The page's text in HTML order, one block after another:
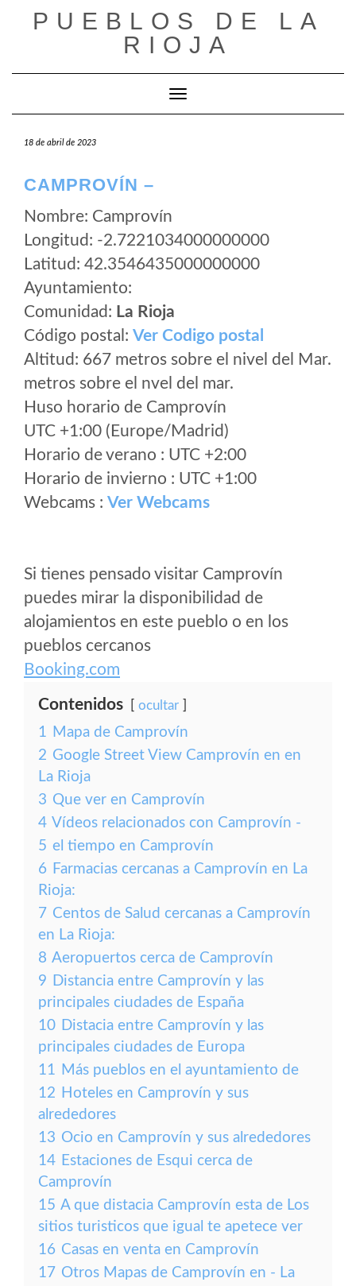
PUEBLOS DE LA
RIOJA
Cambiar modo de navegación
18 de abril de 2023
CAMPROVÍN –
Nombre: Camprovín
Longitud: -2.7221034000000000
Latitud: 42.3546435000000000
Ayuntamiento:
Comunidad: La Rioja
Código postal: Ver Codigo postal
Altitud: 667 metros sobre el nivel del Mar.
metros sobre el nvel del mar.
Huso horario de Camprovín
UTC +1:00 (Europe/Madrid)
Horario de verano : UTC +2:00
Horario de invierno : UTC +1:00
Webcams : Ver Webcams
Si tienes pensado visitar Camprovín
puedes mirar la disponibilidad de
alojamientos en este pueblo o en los
pueblos cercanos
Booking.com
Contenidos ocultar
1 Mapa de Camprovín
2 Google Street View Camprovín en en
La Rioja
3 Que ver en Camprovín
4 Vídeos relacionados con Camprovín -
5 el tiempo en Camprovín
6 Farmacias cercanas a Camprovín en La
Rioja:
7 Centos de Salud cercanas a Camprovín
en La Rioja:
8 Aeropuertos cerca de Camprovín
9 Distancia entre Camprovín y las
principales ciudades de España
10 Distacia entre Camprovín y las
principales ciudades de Europa
11 Más pueblos en el ayuntamiento de
12 Hoteles en Camprovín y sus
alrededores
13 Ocio en Camprovín y sus alrededores
14 Estaciones de Esqui cerca de
Camprovín
15 A que distacia Camprovín esta de Los
sitios turisticos que igual te apetece ver
16 Casas en venta en Camprovín
17 Otros Mapas de Camprovín en - La